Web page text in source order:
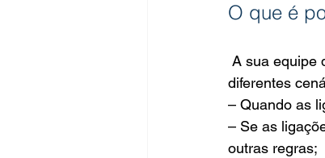
O que é
diferentes
– Quando as
– Se as
outras regras;